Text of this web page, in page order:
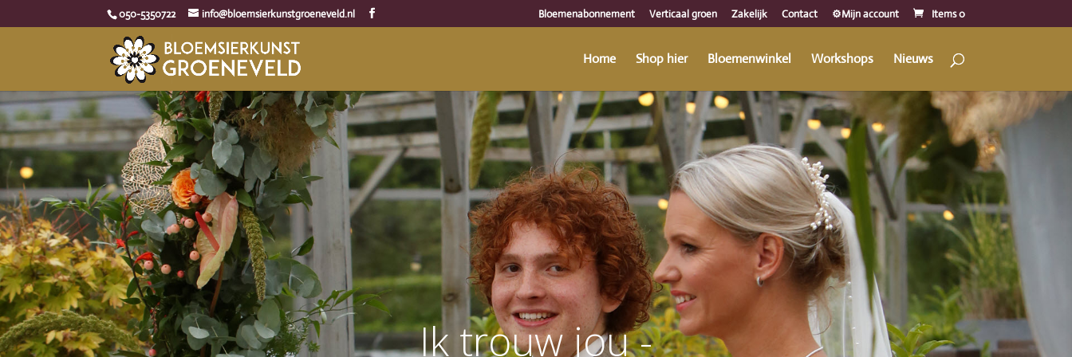
050-5350722 info@bloemsierkunstgroeneveld.nl Bloemenabonnement Verticaal groen Zakelijk Contact ⚙️Mijn account Items 0
Home Shop hier Bloemenwinkel Workshops Nieuws
Ik trouw jou -